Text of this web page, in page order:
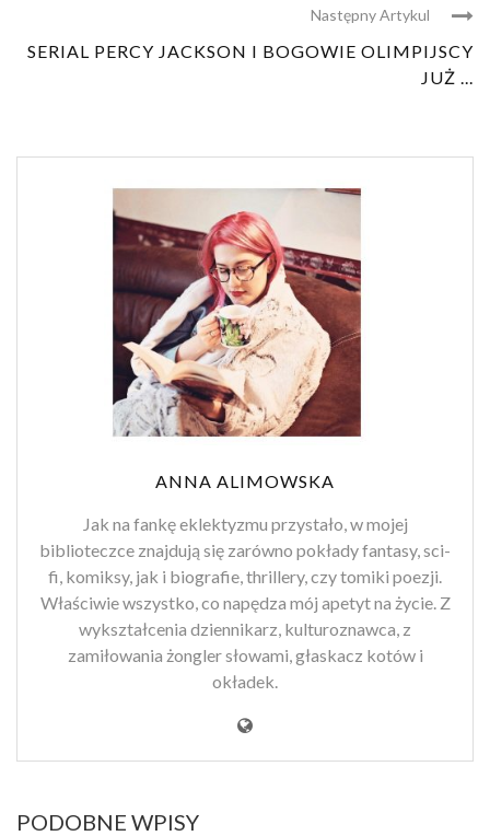
Następny Artykul
SERIAL PERCY JACKSON I BOGOWIE OLIMPIJSCY
JUŻ ...
ANNA ALIMOWSKA
Jak na fankę eklektyzmu przystało, w mojej
biblioteczce znajdują się zarówno pokłady fantasy, sci-
fi, komiksy, jak i biografie, thrillery, czy tomiki poezji.
Właściwie wszystko, co napędza mój apetyt na życie. Z
wykształcenia dziennikarz, kulturoznawca, z
zamiłowania żongler słowami, głaskacz kotów i
okładek.
PODOBNE WPISY